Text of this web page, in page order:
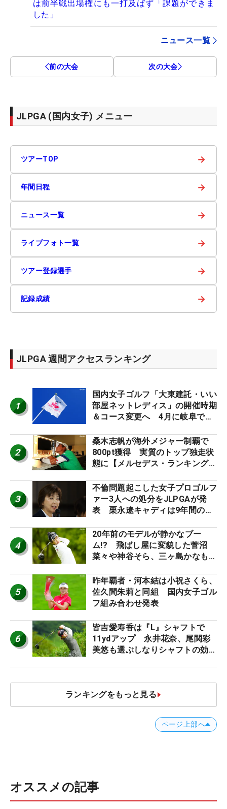
は前半戦出場権にも一打及ばず「課題ができま
した」
ニュース一覧
前の大会 次の大会
JLPGA (国内女子) メニュー
ツアーTOP →
年間日程 →
ニュース一覧 →
ライブフォト一覧 →
ツアー登録選手 →
記録成績 →
JLPGA 週間アクセスランキング
1
国内女子ゴルフ「大東建託・いい
部屋ネットレディス」の開催時期
＆コース変更へ 4月に岐阜で開
2
桑木志帆が海外メジャー制覇で
800pt獲得 実質のトップ独走状
態に【メルセデス・ランキング番
3
不倫問題起こした女子プロゴルフ
ァー3人への処分をJLPGAが発
表 栗永遼キャディは9年間の立
4
20年前のモデルが静かなブー
ム!? 飛ばし屋に変貌した菅沼
菜々や神谷そら、三ヶ島かなも使
ロたちの“飛ばしギア”】
5
昨年覇者・河本結は小祝さくら、
佐久間朱莉と同組 国内女子ゴル
フ組み合わせ発表
6
皆吉愛寿香は『L』シャフトで
11ydアップ 永井花奈、尾関彩
美悠も選ぶしなりシャフトの効果
ランキングをもっと見る
ページ上部へ
オススメの記事